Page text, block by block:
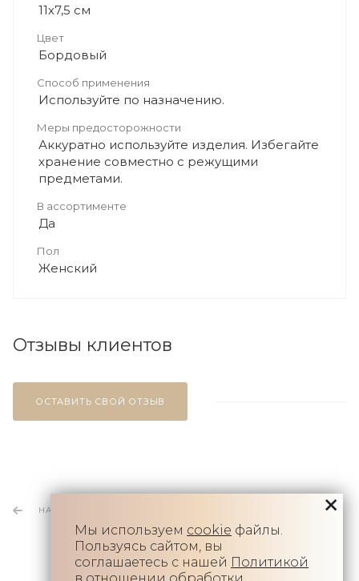
11х7,5 см
Цвет
Бордовый
Способ применения
Используйте по назначению.
Меры предосторожности
Аккуратно используйте изделия. Избегайте
хранение совместно с режущими
предметами.
В ассортименте
Да
Пол
Женский
Отзывы клиентов
ОСТАВИТЬ СВОЙ ОТЗЫВ
НАЗАД К СПИСКУ
Мы используем cookie файлы.
Пользуясь сайтом, вы
соглашаетесь с нашей Политикой